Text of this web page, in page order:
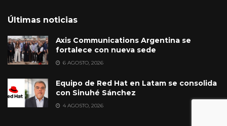
Últimas noticias
Axis Communications Argentina se
fortalece con nueva sede
6 AGOSTO, 2026
Equipo de Red Hat en Latam se consolida
con Sinuhé Sánchez
4 AGOSTO, 2026